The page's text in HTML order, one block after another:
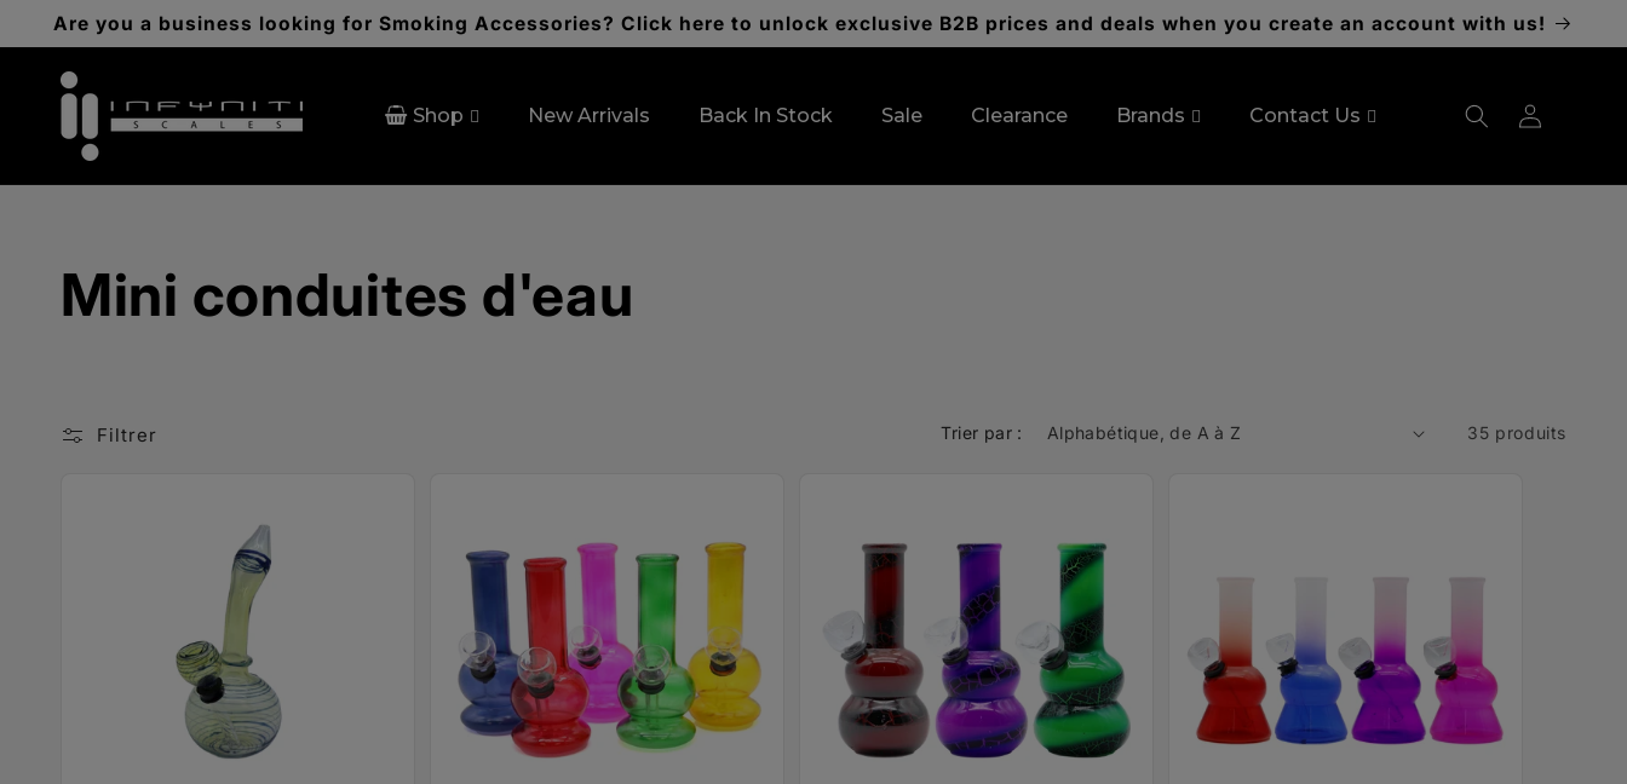
passer
au
contenu
Are you a business looking for Smoking Accessories? Click here to unlock exclusive B2B prices and deals when you create an account with us!
Shop New Arrivals Back In Stock Sale Clearance Brands Contact Us Connexion
C
l
Mini conduites d'eau
Filtrer Trier par : 35 produits